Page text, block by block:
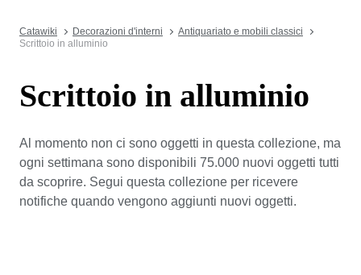
Catawiki Decorazioni d'interni
Antiquariato e mobili classici
Scrittoio in alluminio
Scrittoio in alluminio
Al momento non ci sono oggetti in questa collezione, ma
ogni settimana sono disponibili 75.000 nuovi oggetti tutti
da scoprire. Segui questa collezione per ricevere
notifiche quando vengono aggiunti nuovi oggetti.